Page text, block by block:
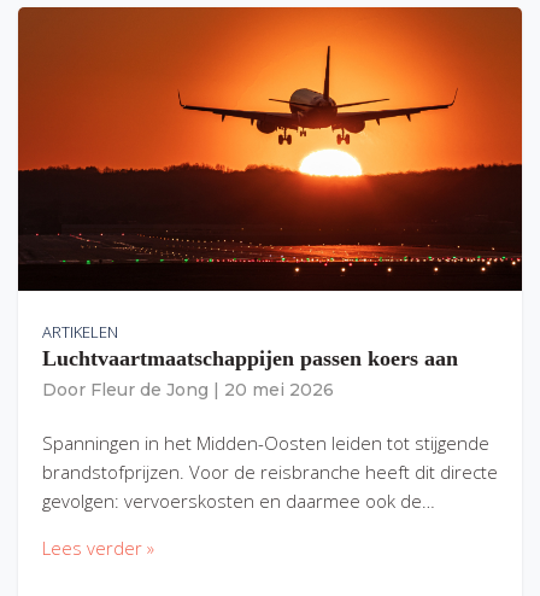
ARTIKELEN
Luchtvaartmaatschappijen passen koers aan
Door Fleur de Jong 20 mei 2026
Spanningen in het Midden-Oosten leiden tot stijgende
brandstofprijzen. Voor de reisbranche heeft dit directe
gevolgen: vervoerskosten en daarmee ook de…
Lees verder »